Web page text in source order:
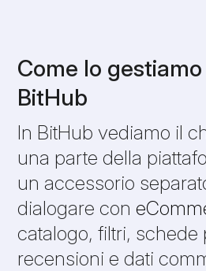
Come lo
BitHub
In BitHub vediamo il
una parte della
un accessorio
dialogare con
catalogo, filtri, schede
recensioni e dati